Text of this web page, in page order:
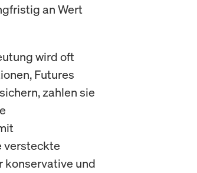
an Wert
wird oft
Futures
zahlen sie
versteckte
konservative und